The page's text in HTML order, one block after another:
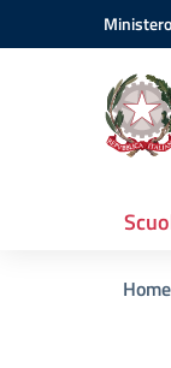
Vai ai contenuti
Vai al menu di
Home